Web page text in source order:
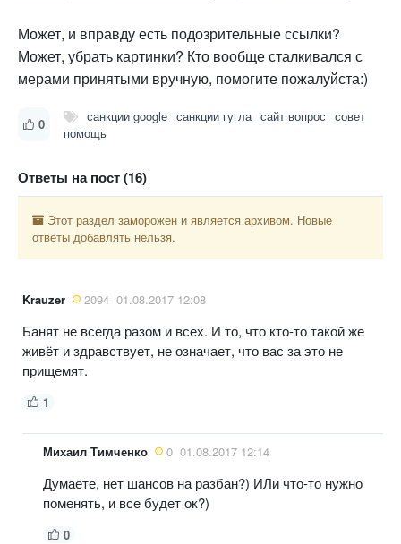
Может, и вправду есть подозрительные ссылки?
Может, убрать картинки? Кто вообще сталкивался с
мерами принятыми вручную, помогите пожалуйста:)
0 санкции google санкции гугла сайт вопрос совет
помощь
Ответы на пост (16)
Этот раздел заморожен и является архивом. Новые
ответы добавлять нельзя.
Krauzer 2094 01.08.2017 12:08
Банят не всегда разом и всех. И то, что кто-то такой же
живёт и здравствует, не означает, что вас за это не
прищемят.
1
Михаил Тимченко 0 01.08.2017 12:14
Думаете, нет шансов на разбан?) ИЛи что-то нужно
поменять, и все будет ок?)
0